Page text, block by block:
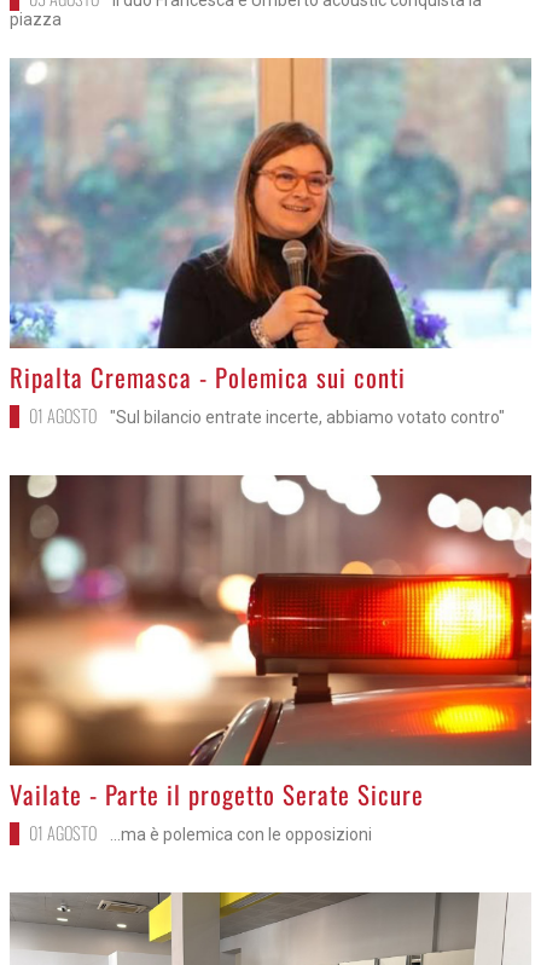
piazza
>
Ripalta Cremasca - Polemica sui conti
01 AGOSTO "Sul bilancio entrate incerte, abbiamo votato contro"
>
Vailate - Parte il progetto Serate Sicure
01 AGOSTO ...ma è polemica con le opposizioni